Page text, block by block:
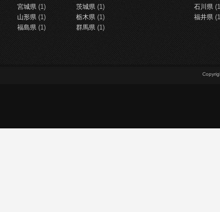
宮城県 (1)
山形県 (1)
福島県 (1)
茨城県 (1)
栃木県 (1)
群馬県 (1)
石川県
福井県